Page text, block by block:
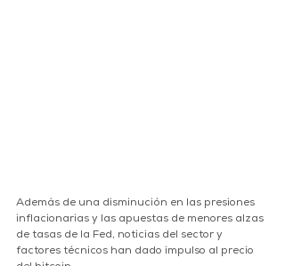
Además de una disminución en las presiones
inflacionarias y las apuestas de menores alzas
de tasas de la Fed, noticias del sector y
factores técnicos han dado impulso al precio